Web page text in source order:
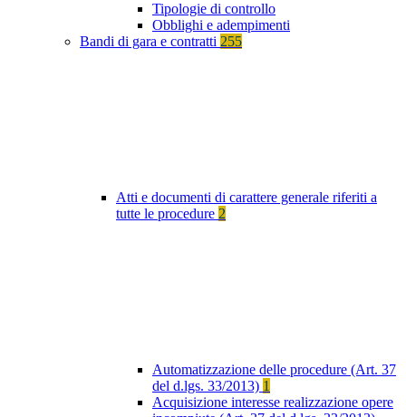
Tipologie di controllo
Obblighi e adempimenti
Bandi di gara e contratti 255
Atti e documenti di carattere generale riferiti a
tutte le procedure 2
Automatizzazione delle procedure (Art. 37
del d.lgs. 33/2013) 1
Acquisizione interesse realizzazione opere